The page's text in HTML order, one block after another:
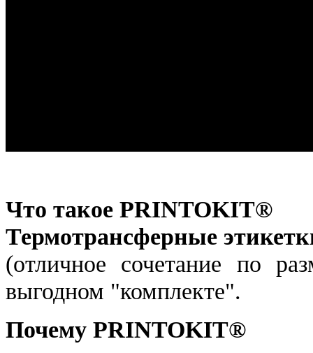
Что такое PRINTOKIT®
Термотрансферные
(отличное сочетание по
выгодном "комплекте".
Почему PRINTOKIT®